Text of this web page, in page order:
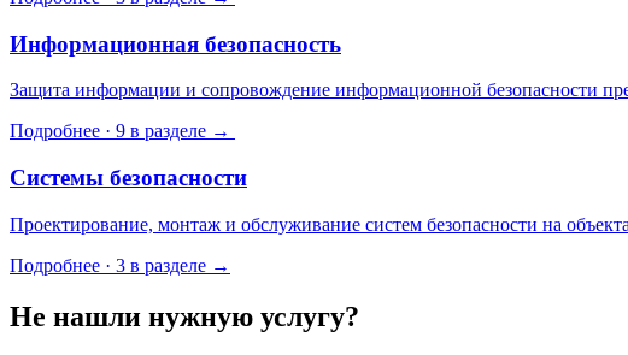
Информационная безопасность
Защита информации и сопровождение информационной безопасности
Подробнее · 9 в разделе →
Системы безопасности
Проектирование, монтаж и обслуживание систем безопасности на
Подробнее · 3 в разделе →
Не нашли нужную услугу?